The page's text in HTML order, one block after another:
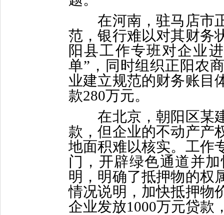
在河南，驻马店市正
范，银行难以对其财务
阳县工作专班对企业
单”，同时组织正阳农
业建立规范的财务账目
款280万元。
在北京，朝阳区某建
款，但企业的不动产产
地面积难以核实。工作
门，开辟绿色通道并
明，明确了抵押物的权
情况说明，加快抵押物
企业发放1000万元贷款